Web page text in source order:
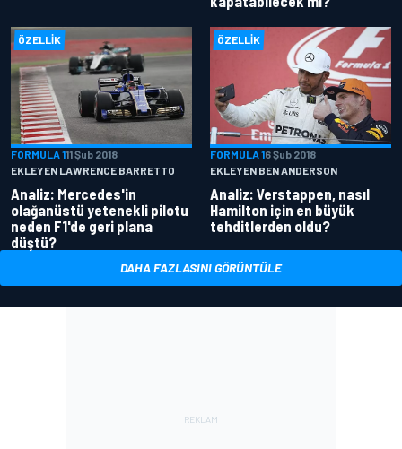
ÖZELLIK
FORMULA 111 Şub 2018
EKLEYEN LAWRENCE BARRETTO
Analiz: Mercedes'in
olağanüstü yetenekli pilotu
neden F1'de geri plana
düştü?
ÖZELLIK
FORMULA 16 Şub 2018
EKLEYEN BEN ANDERSON
Analiz: Verstappen, nasıl
Hamilton için en büyük
tehditlerden oldu?
DAHA FAZLASINI GÖRÜNTÜLE